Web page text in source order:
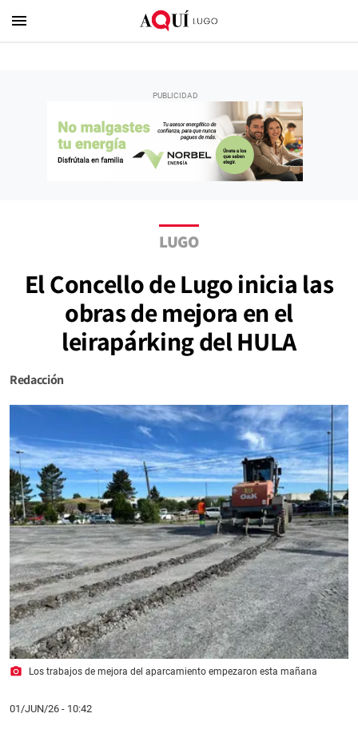
menu
LUGO
El Concello de Lugo inicia las
obras de mejora en el
leirapárking del HULA
Redacción
photo_camera Los trabajos de mejora del aparcamiento empezaron esta mañana
01/JUN/26 - 10:42